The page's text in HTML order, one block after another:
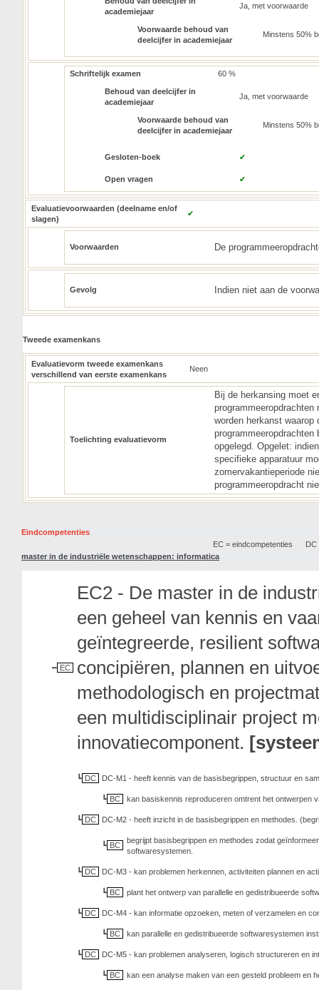
academiejaar
Ja, met voorwaarde
Voorwaarde behoud van
deelcijfer in academiejaar
Minstens 50%
Schriftelijk examen 60 %
Behoud van deelcijfer in
academiejaar
Ja, met voorwaarde
Voorwaarde behoud van
deelcijfer in academiejaar
Minstens 50%
Gesloten-boek ✔
Open vragen ✔
Evaluatievoorwaarden (deelname en/of
slagen)
✔
Voorwaarden De
Gevolg Indien niet aan de
Tweede examenkans
Evaluatievorm tweede examenkans
verschillend van eerste examenkans
Neen
Toelichting evaluatievorm
Bij de herkansing moet
worden herkanst
opgelegd. Opgelet:
specifieke apparatuur
zomervakantieperiode
programmeeropdracht
Eindcompetenties
EC = eindcompetenties
DC
master in de industriële wetenschappen: informatica
EC
EC2 - De master in de
een geheel van kennis en
geïntegreerde, resilient
concipiëren, plannen en
methodologisch en
een multidisciplinair project
innovatiecomponent.
DC DC-M1 - heeft kennis van de basisbegrippen, structuur en
BC kan basiskennis reproduceren omtrent het ontwerpen
DC DC-M2 - heeft inzicht in de basisbegrippen en methodes.
BC
begrijpt basisbegrippen en methodes zodat
softwaresystemen.
DC DC-M3 - kan problemen herkennen, activiteiten plannen en
BC plant het ontwerp van parallelle en gedistribueerde
DC DC-M4 - kan informatie opzoeken, meten of verzamelen en
BC kan parallelle en gedistribueerde softwaresystemen
DC DC-M5 - kan problemen analyseren, logisch structureren en
BC kan een analyse maken van een gesteld probleem en